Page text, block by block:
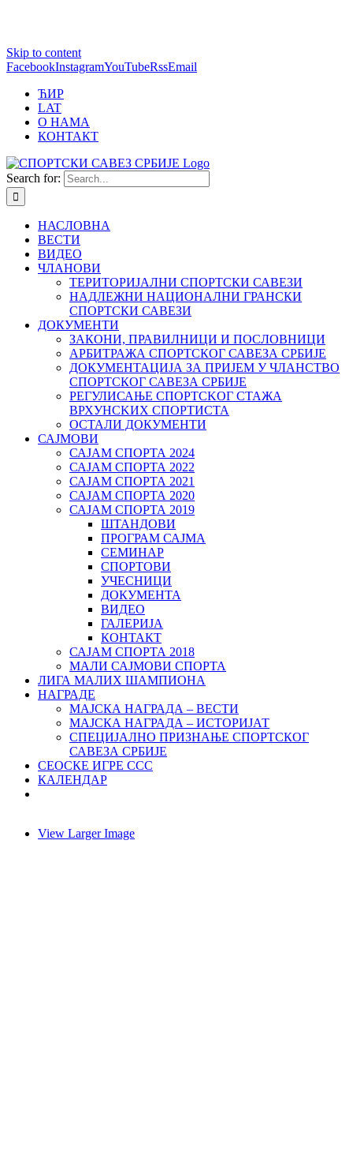
Skip to content
FacebookInstagramYouTubeRssEmail
ЋИР
LAT
О НАМА
КОНТАКТ
Search for:
НАСЛОВНА
ВЕСТИ
ВИДЕО
ЧЛАНОВИ
ТЕРИТОРИЈАЛНИ СПОРТСКИ САВЕЗИ
НАДЛЕЖНИ НАЦИОНАЛНИ ГРАНСКИ
СПОРТСКИ САВЕЗИ
ДОКУМЕНТИ
ЗАКОНИ, ПРАВИЛНИЦИ И ПОСЛОВНИЦИ
АРБИТРАЖА СПОРТСКОГ САВЕЗА СРБИЈЕ
ДОКУМЕНТАЦИЈА ЗА ПРИЈЕМ У ЧЛАНСТВО
СПОРТСКОГ САВЕЗА СРБИЈЕ
РЕГУЛИСАЊЕ СПОРТСKОГ СТАЖА
ВРХУНСKИХ СПОРТИСТА
ОСТАЛИ ДОКУМЕНТИ
САЈМОВИ
САЈАМ СПОРТА 2024
САЈАМ СПОРТА 2022
САЈАМ СПОРТА 2021
САЈАМ СПОРТА 2020
САЈАМ СПОРТА 2019
ШТАНДОВИ
ПРОГРАМ САЈМА
СЕМИНАР
СПОРТОВИ
УЧЕСНИЦИ
ДОКУМЕНТА
ВИДЕО
ГАЛЕРИЈА
КОНТАКТ
САЈАМ СПОРТА 2018
МАЛИ САЈМОВИ СПОРТА
ЛИГА МАЛИХ ШАМПИОНА
НАГРАДЕ
МАЈСКА НАГРАДА – ВЕСТИ
МАЈСКА НАГРАДА – ИСТОРИЈАТ
СПЕЦИЈАЛНО ПРИЗНАЊЕ СПОРТСКОГ
САВЕЗА СРБИЈЕ
СЕОСКЕ ИГРЕ ССС
КАЛЕНДАР
View Larger Image